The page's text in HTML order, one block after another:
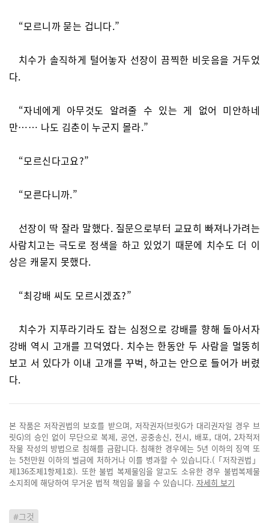
“모르니까 묻는 겁니다.”
치수가 솔직하게 털어놓자 선장이 끔찍한 비웃음을 거두었
다.
“자네에게 아무것도 알려줄 수 있는 게 없어 미안하네
만…… 나도 김춘이 누군지 몰라.”
“모르신다고요?”
“모른다니까.”
선장이 딱 잘라 말했다. 질문으로부터 교묘히 빠져나가려는
사람치고는 극도로 정색을 하고 있었기 때문에 치수도 더 이
상은 캐묻지 못했다.
“최강배 씨도 모르시겠죠?”
치수가 지푸라기라도 잡는 심정으로 강배를 향해 돌아서자
강배 역시 고개를 끄덕였다. 치수는 한동안 두 사람을 멀뚱히
보고 서 있다가 이내 고개를 꾸벅, 하고는 안으로 들어가 버렸
다.
본 작품은 저작권법의 보호를 받으며, 저작권자(브릿G가 대리권자일 경우 브
릿G)의 승인 없이 무단으로 복제, 공연, 공중송신, 전시, 배포, 대여, 2차적저
작물 작성의 방법으로 침해를 금합니다. 침해한 경우에는 5년 이하의 징역 또
는 5천만원 이하의 벌금에 처하거나 이를 병과할 수 있습니다.(「저작권법」
제136조제1항제1호). 또한 불법 복제물임을 알고도 소유한 경우 불법복제물
소지죄에 해당하여 무거운 법적 책임을 물을 수 있습니다. 자세히 보기
#그것